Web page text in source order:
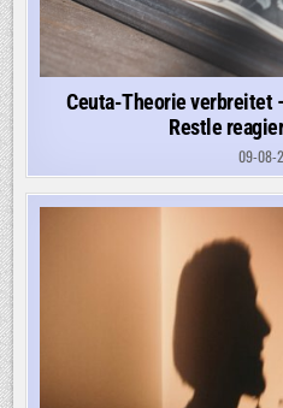
Ceuta-Theorie verbreitet
Restle
09-08-